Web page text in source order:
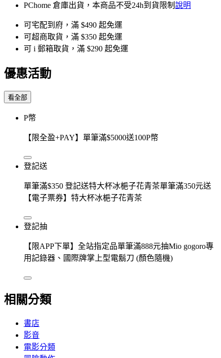
PChome 倉庫出貨，本商品不受24h到貨限制 說明
可宅配到府，滿 $490 起免運
可超商取貨，滿 $350 起免運
可 i 郵箱取貨，滿 $290 起免運
優惠活動
看全部
P幣
【限全盈+PAY】單筆滿$5000送100P幣
登記送
單筆滿$350 登記送特大杯冰梔子花青茶單筆滿350元送
【電子票券】特大杯冰梔子花青茶
登記抽
【限APP下單】全站指定品單筆滿888元抽Mio gogoro專
用記錄器、國際牌掌上型電鬍刀 (顏色隨機)
相關分類
書店
影音
電影分類